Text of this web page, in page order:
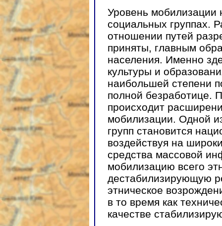
Уровень мобилизации
социальных группах.
отношении путей
приняты, главным
населения. Именно
культуры и
наибольшей степени
полной безработице.
происходит
мобилизации. Одной
групп становится
воздействуя на
средства массовой
мобилизацию всего
дестабилизирующую
этническое
в то время как
качестве